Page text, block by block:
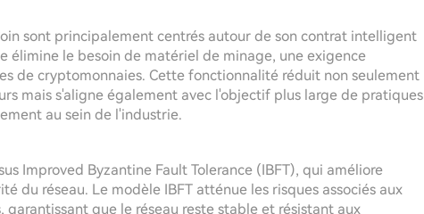
sont principalement centrés autour de son contrat intelligent
élimine le besoin de matériel de minage, une exigence
de cryptomonnaies. Cette fonctionnalité réduit non seulement
mais s'aligne également avec l'objectif plus large de pratiques
au sein de l'industrie.
Improved Byzantine Fault Tolerance (IBFT), qui améliore
du réseau. Le modèle IBFT atténue les risques associés aux
garantissant que le réseau reste stable et résistant aux